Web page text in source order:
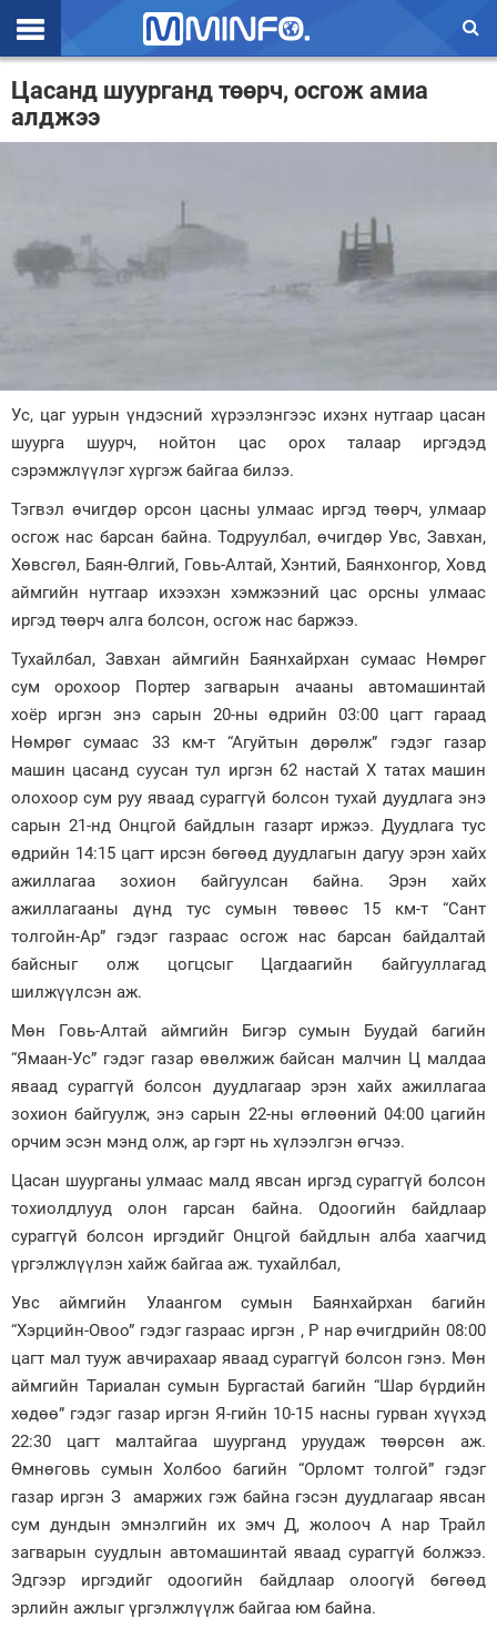
Эхлэл
Цаг агаар
Нийгэм
Дэлхий
Зурхай
Цасанд шуурганд төөрч, осгож амиа
алджээ
Ус, цаг уурын үндэсний хүрээлэнгээс ихэнх нутгаар цасан
шуурга шуурч, нойтон цас орох талаар иргэдэд
сэрэмжлүүлэг хүргэж байгаа билээ.
Тэгвэл өчигдөр орсон цасны улмаас иргэд төөрч, улмаар
осгож нас барсан байна. Тодруулбал, өчигдөр Увс, Завхан,
Хөвсгөл, Баян-Өлгий, Говь-Алтай, Хэнтий, Баянхонгор, Ховд
аймгийн нутгаар ихээхэн хэмжээний цас орсны улмаас
иргэд төөрч алга болсон, осгож нас баржээ.
Тухайлбал, Завхан аймгийн Баянхайрхан сумаас Нөмрөг
сум орохоор Портер загварын ачааны автомашинтай
хоёр иргэн энэ сарын 20-ны өдрийн 03:00 цагт гараад
Нөмрөг сумаас 33 км-т “Агуйтын дөрөлж” гэдэг газар
машин цасанд суусан тул иргэн 62 настай Х татах машин
олохоор сум руу яваад сураггүй болсон тухай дуудлага энэ
сарын 21-нд Онцгой байдлын газарт иржээ. Дуудлага тус
өдрийн 14:15 цагт ирсэн бөгөөд дуудлагын дагуу эрэн хайх
ажиллагаа зохион байгуулсан байна. Эрэн хайх
ажиллагааны дүнд тус сумын төвөөс 15 км-т “Сант
толгойн-Ар” гэдэг газраас осгож нас барсан байдалтай
байсныг олж цогцсыг Цагдаагийн байгууллагад
шилжүүлсэн аж.
Мөн Говь-Алтай аймгийн Бигэр сумын Буудай багийн
“Ямаан-Ус” гэдэг газар өвөлжиж байсан малчин Ц малдаа
яваад сураггүй болсон дуудлагаар эрэн хайх ажиллагаа
зохион байгуулж, энэ сарын 22-ны өглөөний 04:00 цагийн
орчим эсэн мэнд олж, ар гэрт нь хүлээлгэн өгчээ.
Цасан шуурганы улмаас малд явсан иргэд сураггүй болсон
тохиолдлууд олон гарсан байна. Одоогийн байдлаар
сураггүй болсон иргэдийг Онцгой байдлын алба хаагчид
үргэлжлүүлэн хайж байгаа аж. тухайлбал,
Увс аймгийн Улаангом сумын Баянхайрхан багийн
“Хэрцийн-Овоо” гэдэг газраас иргэн , Р нар өчигдрийн 08:00
цагт мал тууж авчирахаар яваад сураггүй болсон гэнэ. Мөн
аймгийн Тариалан сумын Бургастай багийн “Шар бүрдийн
хөдөө” гэдэг газар иргэн Я-гийн 10-15 насны гурван хүүхэд
22:30 цагт малтайгаа шуурганд уруудаж төөрсөн аж.
Өмнөговь сумын Холбоо багийн “Орломт толгой” гэдэг
газар иргэн З амаржих гэж байна гэсэн дуудлагаар явсан
сум дундын эмнэлгийн их эмч Д, жолооч А нар Трайл
загварын суудлын автомашинтай яваад сураггүй болжээ.
Эдгээр иргэдийг одоогийн байдлаар олоогүй бөгөөд
эрлийн ажлыг үргэлжлүүлж байгаа юм байна.